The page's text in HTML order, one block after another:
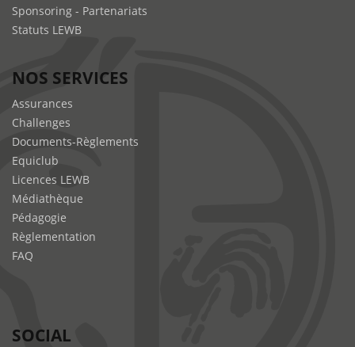
Sponsoring - Partenariats
Statuts LEWB
NOS SERVICES
Assurances
Challenges
Documents-Règlements
Equiclub
Licences LEWB
Médiathèque
Pédagogie
Règlementation
FAQ
SOCIAL